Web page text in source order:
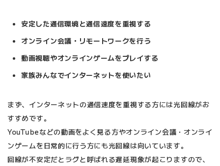
安定した通信環境と通信速度を重視する
オンライン会議・リモートワークを行う
動画視聴やオンラインゲームをプレイする
家族みんなでインターネットを使いたい
まず、インターネットの通信速度を重視する方には光回線がお
すすめです。
YouTubeなどの動画をよく見る方やオンライン会議・オンライ
ンゲームを日常的に行う方にも光回線は向いています。
回線が不安定だとラグと呼ばれる遅延現象が起こりますので、